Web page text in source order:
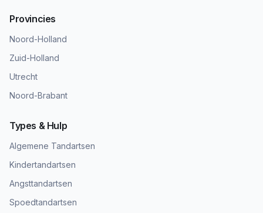
Provincies
Noord-Holland
Zuid-Holland
Utrecht
Noord-Brabant
Types & Hulp
Algemene Tandartsen
Kindertandartsen
Angsttandartsen
Spoedtandartsen